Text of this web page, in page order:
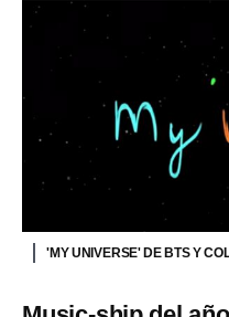
'MY UNIVERSE' DE BTS Y